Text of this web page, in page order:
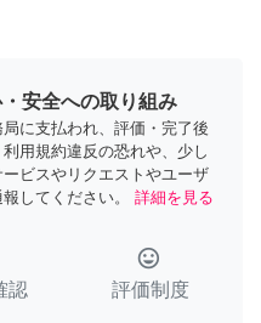
安全への取り組み
に支払われ、評価・完了後
用規約違反の恐れや、少し
ビスやリクエストやユーザ
してください。
詳細を見る
認
tag_faces
評価制度